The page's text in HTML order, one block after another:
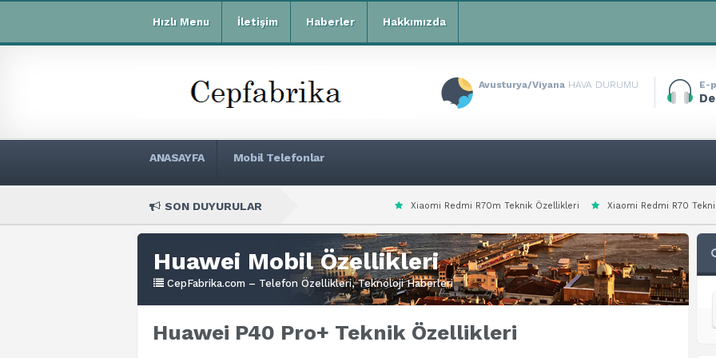
Hızlı Menu İletişim Haberler Hakkımızda
Avusturya/Viyana HAVA DURUMU E-
ANASAYFA Mobil Telefonlar
SON DUYURULAR Xiaomi Redmi R70m Teknik Özellikleri Xiaomi Redmi R70 Teknik Özellikleri
Huawei Mobil Özellikleri
CepFabrika.com – Telefon Özellikleri, Teknoloji Haberleri
Huawei P40 Pro+ Teknik Özellikleri